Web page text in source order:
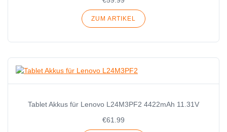
ZUM ARTIKEL
Tablet Akkus für Lenovo L24M3PF2 4422mAh 11.31V
€61.99